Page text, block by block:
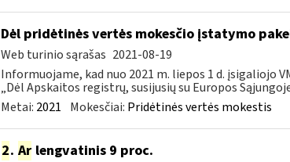
Dėl pridėtinės vertės mokesčio įstatymo
Web turinio sąrašas 2021-08-19
Informuojame, kad nuo 2021 m. liepos 1 d. įsigaliojo
„Dėl Apskaitos registrų, susijusių su Europos
Metai: 2021 Mokesčiai: Pridėtinės vertės mokestis
2. Arlengvatinis 9 proc.